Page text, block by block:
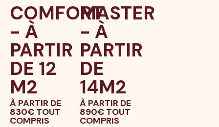
COMFORT
- À
PARTIR
DE 12
M2
À PARTIR DE
830€ TOUT
COMPRIS
MASTER
- À
PARTIR
DE
14M2
À PARTIR DE
890€ TOUT
COMPRIS